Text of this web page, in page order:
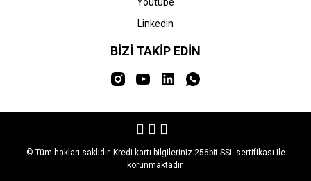
Linkedin
BİZİ TAKİP EDİN
© Tüm hakları saklıdır. Kredi kartı bilgileriniz 256bit SSL sertifikası ile
korunmaktadır.